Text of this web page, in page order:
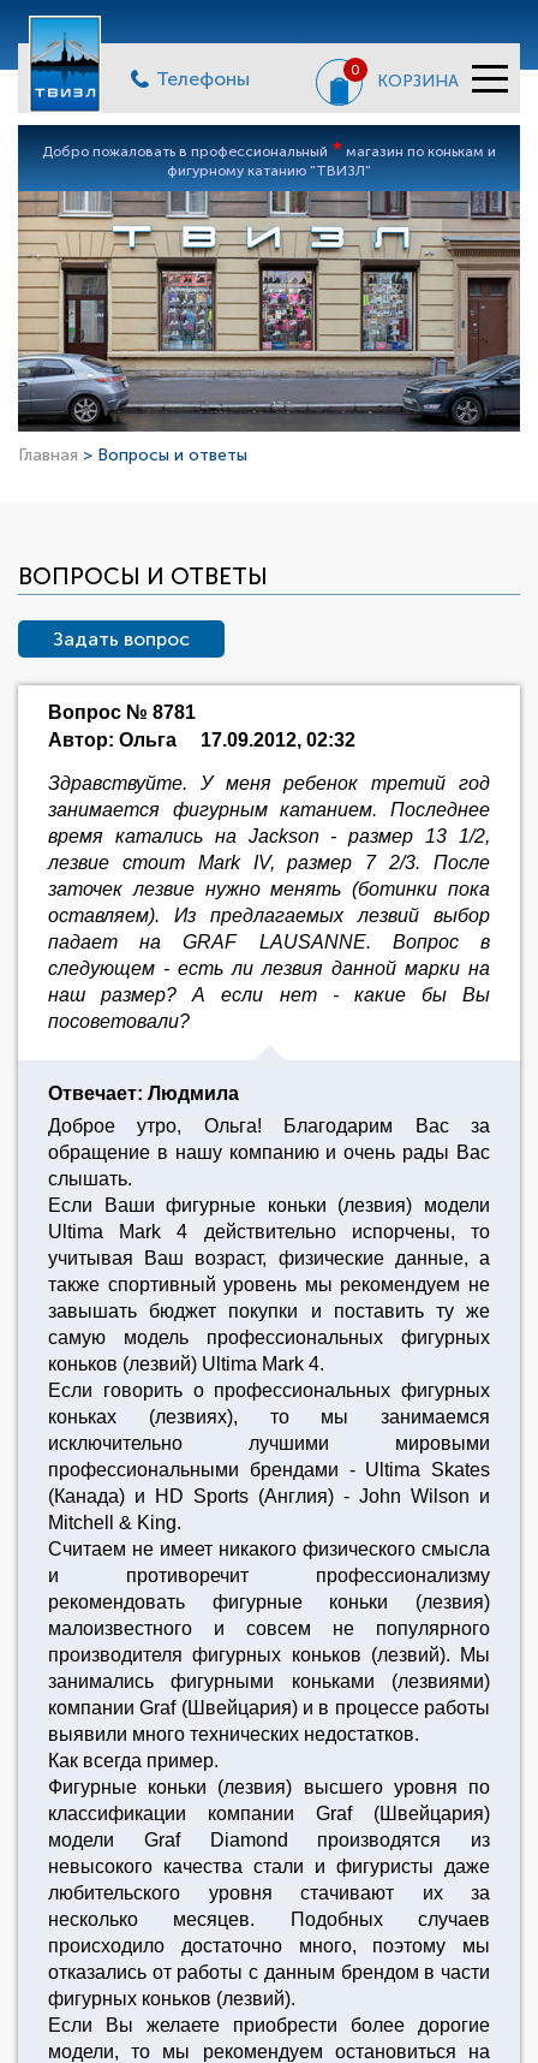
Телефоны 0
КОРЗИНА
Добро пожаловать в профессиональный * магазин по конькам и
фигурному катанию "ТВИЗЛ"
Главная > Вопросы и ответы
ВОПРОСЫ И ОТВЕТЫ
Задать вопрос
Вопрос № 8781
Автор: Ольга
17.09.2012, 02:32
Здравствуйте. У меня ребенок третий год
занимается фигурным катанием. Последнее
время катались на Jackson - размер 13 1/2,
лезвие стоит Mark IV, размер 7 2/3. После
заточек лезвие нужно менять (ботинки пока
оставляем). Из предлагаемых лезвий выбор
падает на GRAF LAUSANNE. Вопрос в
следующем - есть ли лезвия данной марки на
наш размер? А если нет - какие бы Вы
посоветовали?
Отвечает: Людмила
Доброе утро, Ольга! Благодарим Вас за
обращение в нашу компанию и очень рады Вас
слышать.
Если Ваши фигурные коньки (лезвия) модели
Ultima Mark 4 действительно испорчены, то
учитывая Ваш возраст, физические данные, а
также спортивный уровень мы рекомендуем не
завышать бюджет покупки и поставить ту же
самую модель профессиональных фигурных
коньков (лезвий) Ultima Mark 4.
Если говорить о профессиональных фигурных
коньках (лезвиях), то мы занимаемся
исключительно лучшими мировыми
профессиональными брендами - Ultima Skates
(Канада) и HD Sports (Англия) - John Wilson и
Mitchell & King.
Считаем не имеет никакого физического смысла
и противоречит профессионализму
рекомендовать фигурные коньки (лезвия)
малоизвестного и совсем не популярного
производителя фигурных коньков (лезвий). Мы
занимались фигурными коньками (лезвиями)
компании Graf (Швейцария) и в процессе работы
выявили много технических недостатков.
Как всегда пример.
Фигурные коньки (лезвия) высшего уровня по
классификации компании Graf (Швейцария)
модели Graf Diamond производятся из
невысокого качества стали и фигуристы даже
любительского уровня стачивают их за
несколько месяцев. Подобных случаев
происходило достаточно много, поэтому мы
отказались от работы с данным брендом в части
фигурных коньков (лезвий).
Если Вы желаете приобрести более дорогие
модели, то мы рекомендуем остановиться на